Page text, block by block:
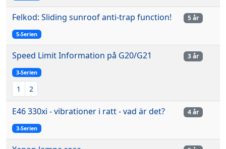
Felkod: Sliding sunroof anti-trap function!
5-Serien
5 år
Speed Limit Information på G20/G21
3-Serien
1 2
3 år
E46 330xi - vibrationer i ratt - vad är det?
3-Serien
4 år